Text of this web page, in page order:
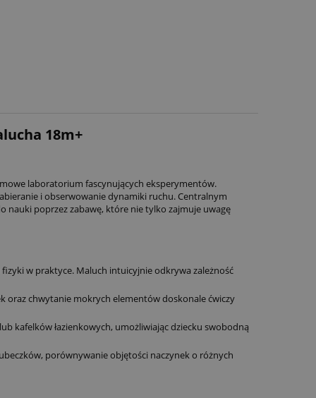
18m+
laboratorium fascynujących eksperymentów.
i obserwowanie dynamiki ruchu. Centralnym
nauki poprzez zabawę, które nie tylko zajmuje uwagę
w praktyce. Maluch intuicyjnie odkrywa zależność
oraz chwytanie mokrych elementów doskonale ćwiczy
kafelków łazienkowych, umożliwiając dziecku swobodną
porównywanie objętości naczynek o różnych